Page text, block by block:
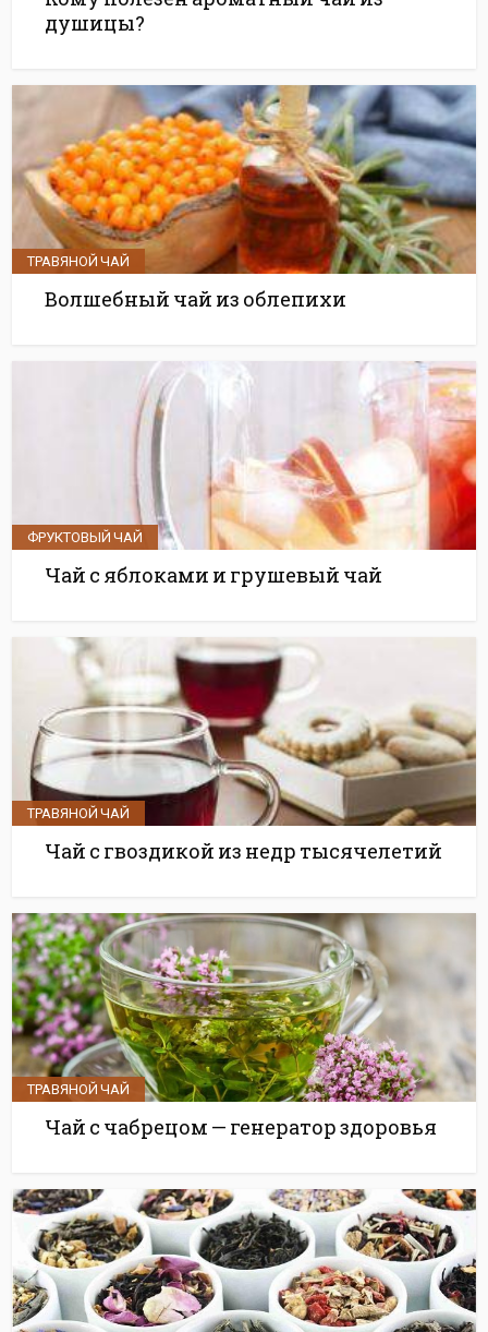
душицы?
ТРАВЯНОЙ ЧАЙ
Волшебный чай из облепихи
ФРУКТОВЫЙ ЧАЙ
Чай с яблоками и грушевый чай
ТРАВЯНОЙ ЧАЙ
Чай с гвоздикой из недр тысячелетий
ТРАВЯНОЙ ЧАЙ
Чай с чабрецом — генератор здоровья